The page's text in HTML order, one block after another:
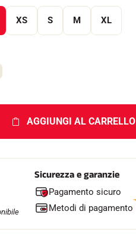
XS S M XL
AGGIUNGI AL CARRELLO
Sicurezza e garanzie
Pagamento sicuro
Metodi di pagamento